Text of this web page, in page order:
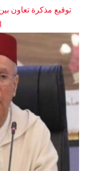
توقيع مذكرة تعاون